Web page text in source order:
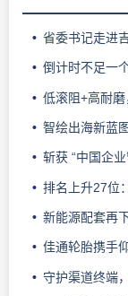
省委书记走进
倒计时不足一
低滚阻+高耐
智绘出海新蓝
斩获 “中国企
排名上升27位
新能源配套再
佳通轮胎携手仰
守护渠道终端，